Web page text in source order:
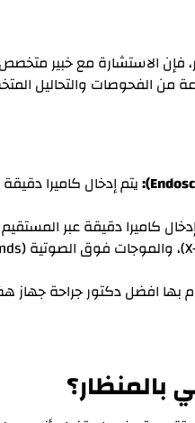
الاستشارة مع خبير
الفحوصات والتحاليل
يتم إدخال كاميرا
كاميرا دقيقة عبر
افضل دكتور جراحة جهاز
بالمنظار؟